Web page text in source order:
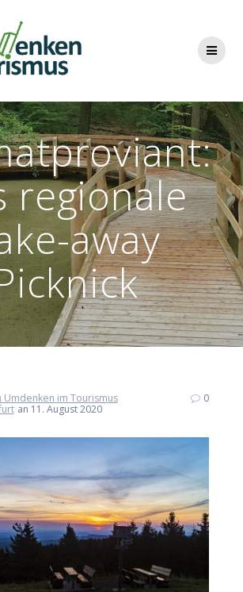
springen
regionale
away
Umdenken im Tourismus
an 11. August 2020
0